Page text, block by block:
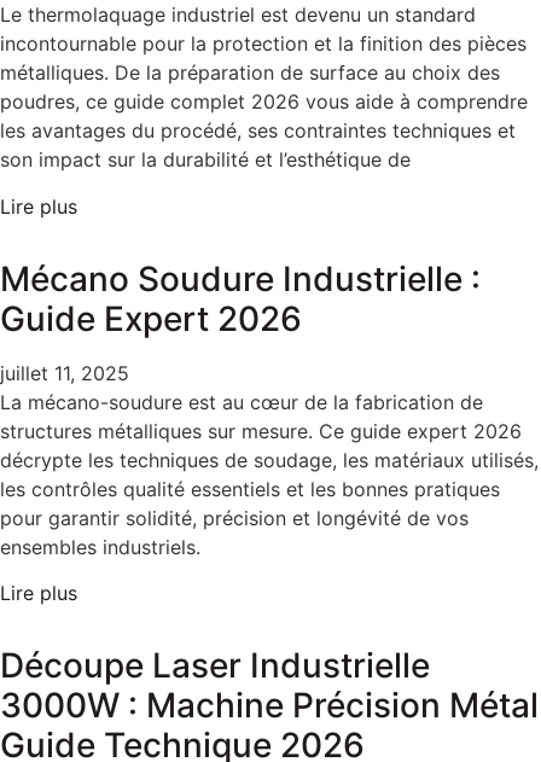
Le thermolaquage industriel est devenu un standard
incontournable pour la protection et la finition des pièces
métalliques. De la préparation de surface au choix des
poudres, ce guide complet 2026 vous aide à comprendre
les avantages du procédé, ses contraintes techniques et
son impact sur la durabilité et l’esthétique de
Lire plus
Mécano Soudure Industrielle :
Guide Expert 2026
juillet 11, 2025
La mécano-soudure est au cœur de la fabrication de
structures métalliques sur mesure. Ce guide expert 2026
décrypte les techniques de soudage, les matériaux utilisés,
les contrôles qualité essentiels et les bonnes pratiques
pour garantir solidité, précision et longévité de vos
ensembles industriels.
Lire plus
Découpe Laser Industrielle
3000W : Machine Précision Métal
Guide Technique 2026